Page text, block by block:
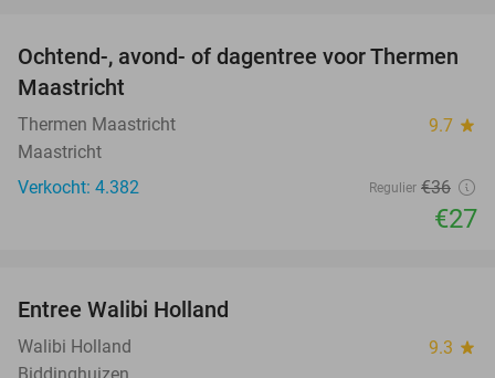
25%
Ochtend-, avond- of dagentree voor Thermen
Maastricht
Thermen Maastricht 9.7 star
Maastricht
Verkocht: 4.382
Regulier €36
€27
Entree Walibi Holland
Walibi Holland 9.3 star